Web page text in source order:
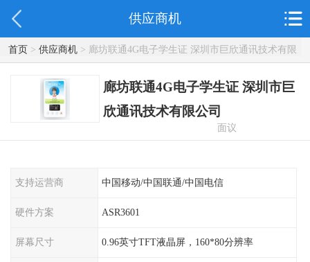
供应商机
首页> 供应商机> 廊坊联通4G电子学生证 深圳市巨欣通讯技术有限
公司
廊坊联通4G电子学生证 深圳市巨
欣通讯技术有限公司
面议
支持运营商 中国移动/中国联通/中国电信
硬件方案 ASR3601
屏幕尺寸 0.96英寸TFT液晶屏，160*80分辨率